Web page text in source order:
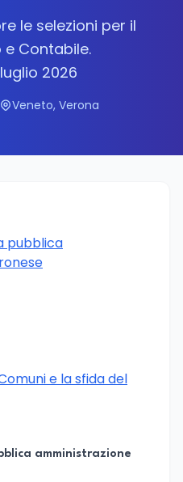
le selezioni per il
Contabile.
2026
Veneto, Verona
pubblica
e la sfida del
amministrazione